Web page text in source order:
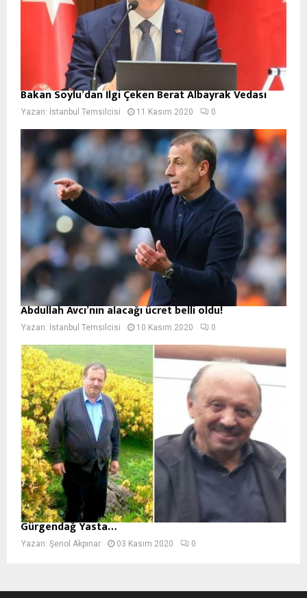
Bakan Soylu’dan İlgi Çeken Berat Albayrak Vedası
Yazan: İstanbul Temsilcisi 11 Kasım 2020 0
Abdullah Avcı’nın alacağı ücret belli oldu!
Yazan: İstanbul Temsilcisi 10 Kasım 2020 0
Gürgendağ Yasta…
Yazan: Şenol Akpınar 03 Kasım 2020 0